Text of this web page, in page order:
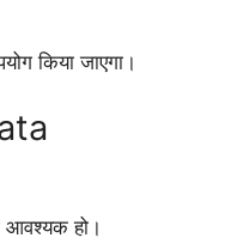
किया जाएगा।
आवश्यक हो।